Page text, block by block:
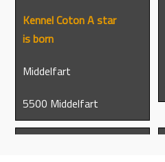
Kennel Coton A star
is born
Middelfart
5500 Middelfart